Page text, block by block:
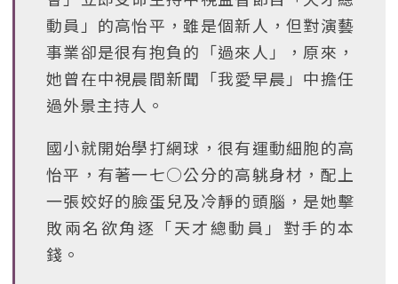
動員」的高怡平，雖是個新人，但對演藝
事業卻是很有抱負的「過來人」，原來，
她曾在中視晨間新聞「我愛早晨」中擔任
過外景主持人。
國小就開始學打網球，很有運動細胞的高
怡平，有著一七○公分的高䠷身材，配上
一張姣好的臉蛋兒及冷靜的頭腦，是她擊
敗兩名欲角逐「天才總動員」對手的本
錢。